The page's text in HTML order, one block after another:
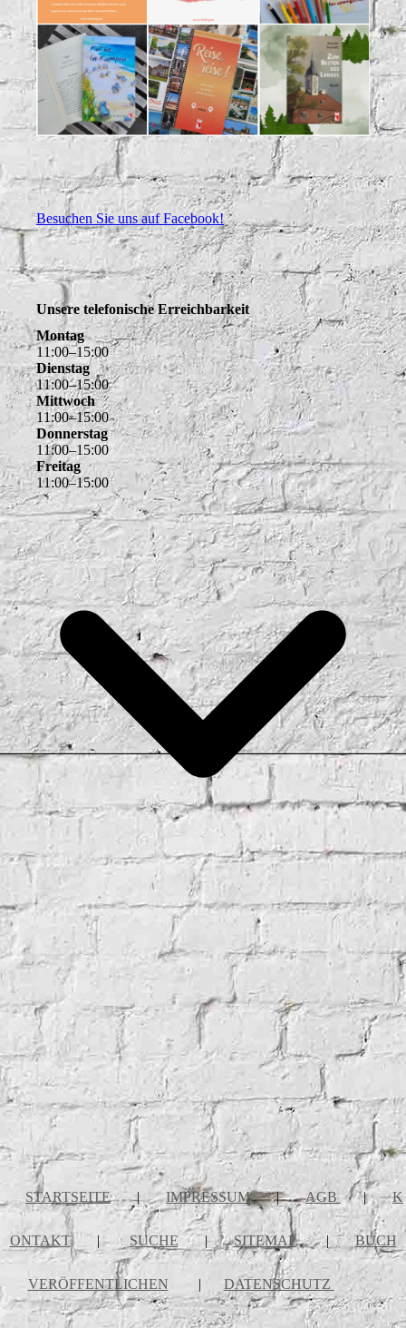
Besuchen Sie uns auf Facebook!
Unsere telefonische Erreichbarkeit
Montag
11 :00–15:00
Dienstag
11:00–15:00
Mittwoch
11:00–15:00
Donnerstag
11:00–15:00
Freitag
11:00–15:00
STARTSEITE | IMPRESSUM | AGB | K
ONTAKT | SUCHE | SITEMAP | BUCH
VERÖFFENTLICHEN | DATENSCHUTZ